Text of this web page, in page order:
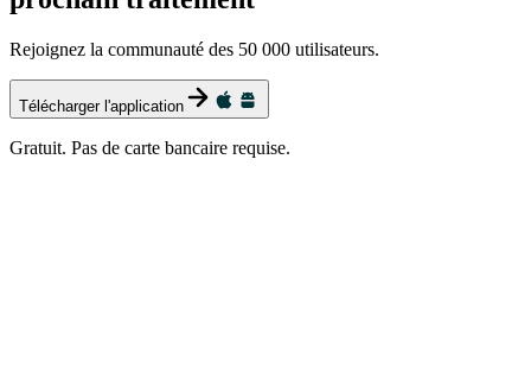
Rejoignez la communauté des 50 000 utilisateurs.
Télécharger l'application
Gratuit. Pas de carte bancaire requise.